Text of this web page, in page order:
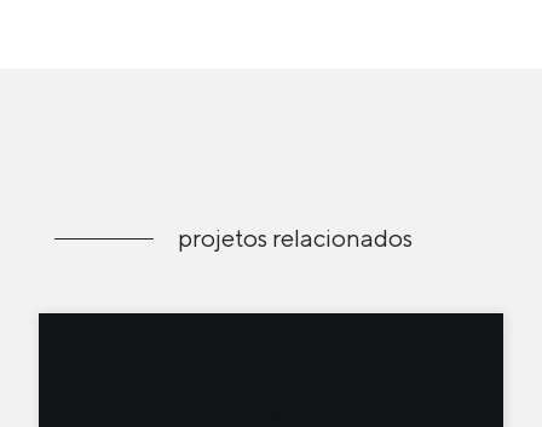
projetos relacionados